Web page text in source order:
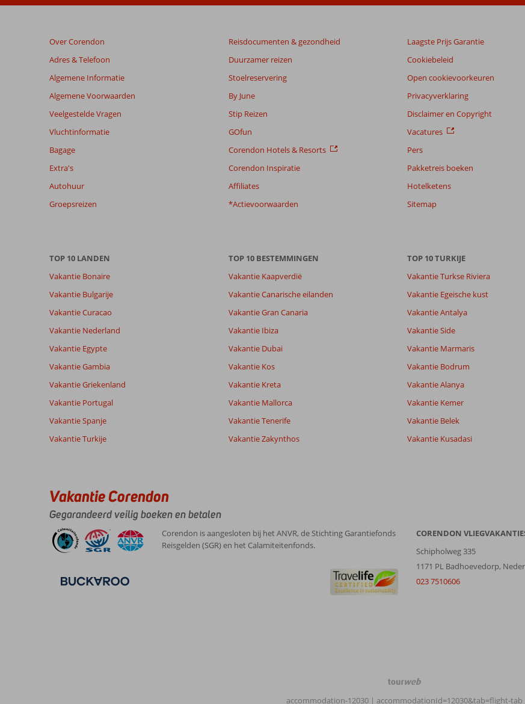
zijn
maanden
worden
niet
meer
weergegeven
om
de
relevantie
van
Meer
beoordelingen.
Over Corendon
Adres & Telefoon
Algemene Informatie
Algemene Voorwaarden
Veelgestelde Vragen
Vluchtinformatie
Bagage
Extra's
Autohuur
Groepsreizen
Reisdocumenten & gezondheid
Duurzamer reizen
Stoelreservering
By June
Stip Reizen
GOfun
Corendon Hotels & Resorts
Corendon Inspiratie
Affiliates
*Actievoorwaarden
Laagste Prijs Garantie
Cookiebeleid
Open cookievoorkeuren
Privacyverklaring
Disclaimer en Copyright
Vacatures
Pers
Pakketreis boeken
Hotelketens
Sitemap
TOP 10 LANDEN
Vakantie Bonaire
Vakantie Bulgarije
Vakantie Curacao
Vakantie Nederland
Vakantie Egypte
Vakantie Gambia
Vakantie Griekenland
Vakantie Portugal
Vakantie Spanje
Vakantie Turkije
TOP 10 BESTEMMINGEN
Vakantie Kaapverdië
Vakantie Canarische eilanden
Vakantie Gran Canaria
Vakantie Ibiza
Vakantie Dubai
Vakantie Kos
Vakantie Kreta
Vakantie Mallorca
Vakantie Tenerife
Vakantie Zakynthos
TOP 10 TURKIJE
Vakantie Turkse Riviera
Vakantie Egeische kust
Vakantie Antalya
Vakantie Side
Vakantie Marmaris
Vakantie Bodrum
Vakantie Alanya
Vakantie Kemer
Vakantie Belek
Vakantie Kusadasi
Vakantie Corendon
Gegarandeerd veilig boeken en betalen
Corendon is aangesloten bij het ANVR, de Stichting Garantiefonds
Reisgelden (SGR) en het Calamiteitenfonds.
CORENDON
Schipholweg 335
1171 PL Badhoevedorp,
023 7510606
TourWeb
accommodation-12030 | accommodationId=12030&tab=flight-tab